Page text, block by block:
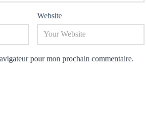
Website
pour mon prochain commentaire.